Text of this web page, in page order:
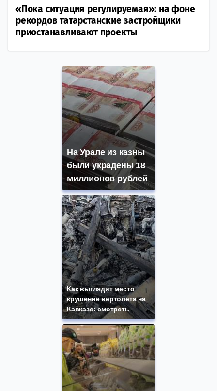
«Пока ситуация регулируемая»: на фоне
рекордов татарстанские застройщики
приостанавливают проекты
На Урале из казны
были украдены 18
миллионов рублей
Как выглядит место
крушение вертолета на
Кавказе: смотреть